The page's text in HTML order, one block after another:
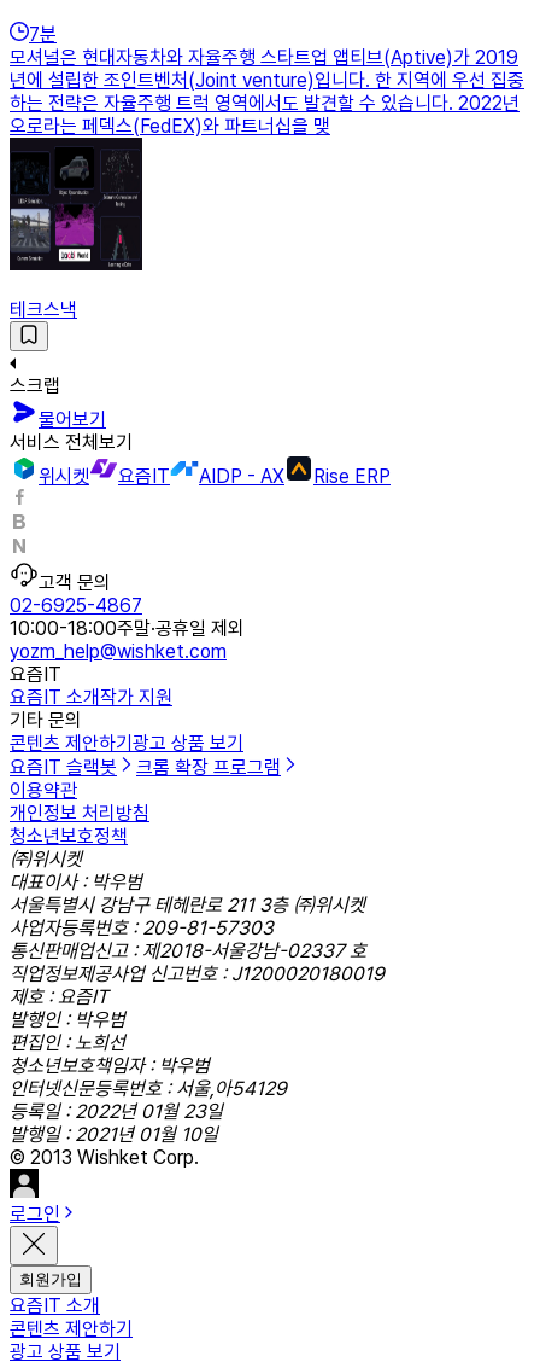
7분
모셔널은 현대자동차와 자율주행 스타트업 앱티브(Aptive)가 2019
년에 설립한 조인트벤처(Joint venture)입니다. 한 지역에 우선 집중
하는 전략은 자율주행 트럭 영역에서도 발견할 수 있습니다. 2022년
오로라는 페덱스(FedEX)와 파트너십을 맺
테크스낵
스크랩
물어보기
서비스 전체보기
위시켓
요즘IT AIDP - AX Rise ERP
고객 문의
02-6925-4867
10:00-18:00주말·공휴일 제외
yozm_help@wishket.com
요즘IT
요즘IT 소개작가 지원
기타 문의
콘텐츠 제안하기 광고 상품 보기
요즘IT 슬랙봇
크롬 확장 프로그램
이용약관
개인정보 처리방침
청소년보호정책
㈜위시켓
대표이사 : 박우범
서울특별시 강남구 테헤란로 211 3층 ㈜위시켓
사업자등록번호 : 209-81-57303
통신판매업신고 : 제2018-서울강남-02337 호
직업정보제공사업 신고번호 : J1200020180019
제호 : 요즘IT
발행인 : 박우범
편집인 : 노희선
청소년보호책임자 : 박우범
인터넷신문등록번호 : 서울,아54129
등록일 : 2022년 01월 23일
발행일 : 2021년 01월 10일
© 2013 Wishket Corp.
로그인
회원가입
요즘IT 소개
콘텐츠 제안하기
광고 상품 보기